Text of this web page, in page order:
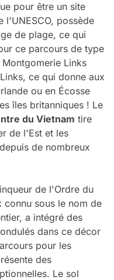
pour être un site
l'UNESCO, possède
de plage, ce qui
ce parcours de type
Links
ce qui donne aux
ou en Écosse
îles britanniques ! Le
du Vietnam tire
de l'Est et les
de nombreux
de l'Ordre du
connu sous le nom de
a intégré des
dans ce décor
pour les
des
Le sol